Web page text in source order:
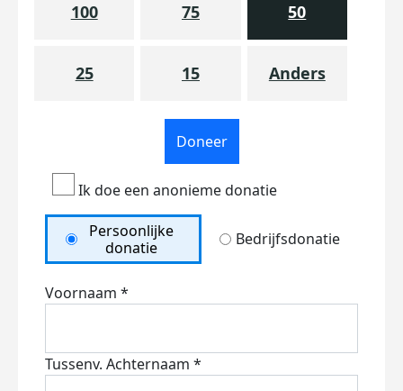
100 75 50
25 15 Anders
Doneer
Ik doe een anonieme donatie
Persoonlijke
donatie
Bedrijfsdonatie
Voornaam *
Tussenv. Achternaam *